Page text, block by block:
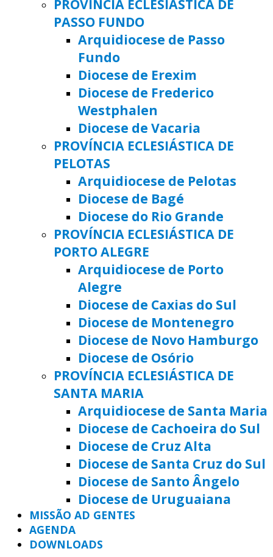
PROVÍNCIA ECLESIÁSTICA DE
PASSO FUNDO
Arquidiocese de Passo
Fundo
Diocese de Erexim
Diocese de Frederico
Westphalen
Diocese de Vacaria
PROVÍNCIA ECLESIÁSTICA DE
PELOTAS
Arquidiocese de Pelotas
Diocese de Bagé
Diocese do Rio Grande
PROVÍNCIA ECLESIÁSTICA DE
PORTO ALEGRE
Arquidiocese de Porto
Alegre
Diocese de Caxias do Sul
Diocese de Montenegro
Diocese de Novo Hamburgo
Diocese de Osório
PROVÍNCIA ECLESIÁSTICA DE
SANTA MARIA
Arquidiocese de Santa Maria
Diocese de Cachoeira do Sul
Diocese de Cruz Alta
Diocese de Santa Cruz do Sul
Diocese de Santo Ângelo
Diocese de Uruguaiana
MISSÃO AD GENTES
AGENDA
DOWNLOADS